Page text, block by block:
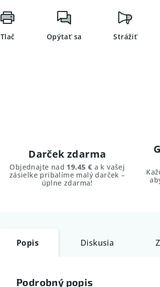
Tlač Opýtať sa Strážiť
Darček zdarma
Objednajte nad 19.45 € a k vašej
zásielke pribalíme malý darček –
úplne zdarma!
Popis Diskusia
Podrobný popis